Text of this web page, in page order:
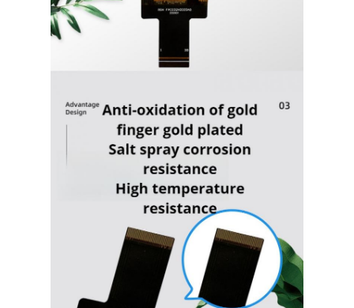
Moniteur industriel d'affichage à cristaux liquides
Écran Tft de petite taille